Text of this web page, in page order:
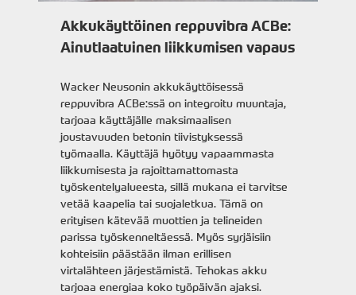
Akkukäyttöinen reppuvibra ACBe:
Ainutlaatuinen liikkumisen vapaus
Wacker Neusonin akkukäyttöisessä
reppuvibra ACBe:ssä on integroitu muuntaja,
tarjoaa käyttäjälle maksimaalisen
joustavuuden betonin tiivistyksessä
työmaalla. Käyttäjä hyötyy vapaammasta
liikkumisesta ja rajoittamattomasta
työskentelyalueesta, sillä mukana ei tarvitse
vetää kaapelia tai suojaletkua. Tämä on
erityisen kätevää muottien ja telineiden
parissa työskenneltäessä. Myös syrjäisiin
kohteisiin päästään ilman erillisen
virtalähteen järjestämistä. Tehokas akku
tarjoaa energiaa koko työpäivän ajaksi.